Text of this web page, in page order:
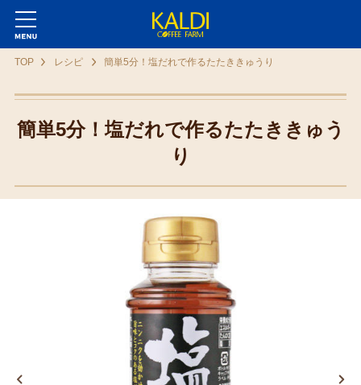
TOP レシピ 簡単5分！塩だれで作るたたききゅうり
簡単5分！塩だれで作るたたききゅう
り